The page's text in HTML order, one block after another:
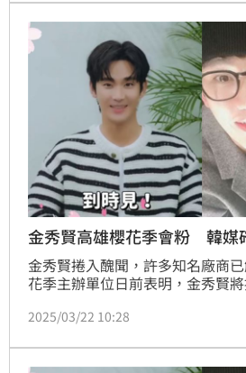
金秀賢高雄櫻花季會粉 韓媒
金秀賢捲入醜聞，許多知名廠商
花季主辦單位日前表明，金秀賢
外，包括韓國等國際媒體都嚴陣以
2025/03/22 10:28